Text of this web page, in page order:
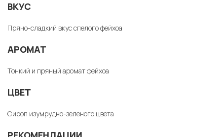
ВКУС
Пряно-сладкий вкус спелого фейхоа
АРОМАТ
Тонкий и пряный аромат фейхоа
ЦВЕТ
Сироп изумрудно-зеленого цвета